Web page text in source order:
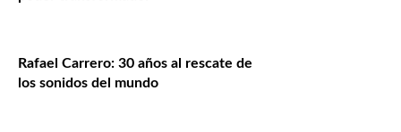
Rafael Carrero: 30 años al rescate de
los sonidos del mundo